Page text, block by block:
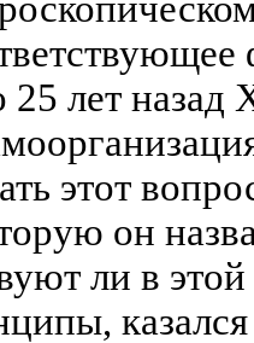
лет назад
этот
он
ли в